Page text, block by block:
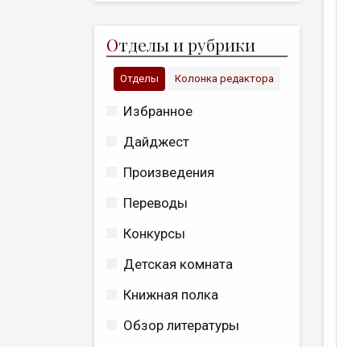
Отделы и рубрики
Отделы Колонка редактора
Избранное
Дайджест
Произведения
Переводы
Конкурсы
Детская комната
Книжная полка
Обзор литературы